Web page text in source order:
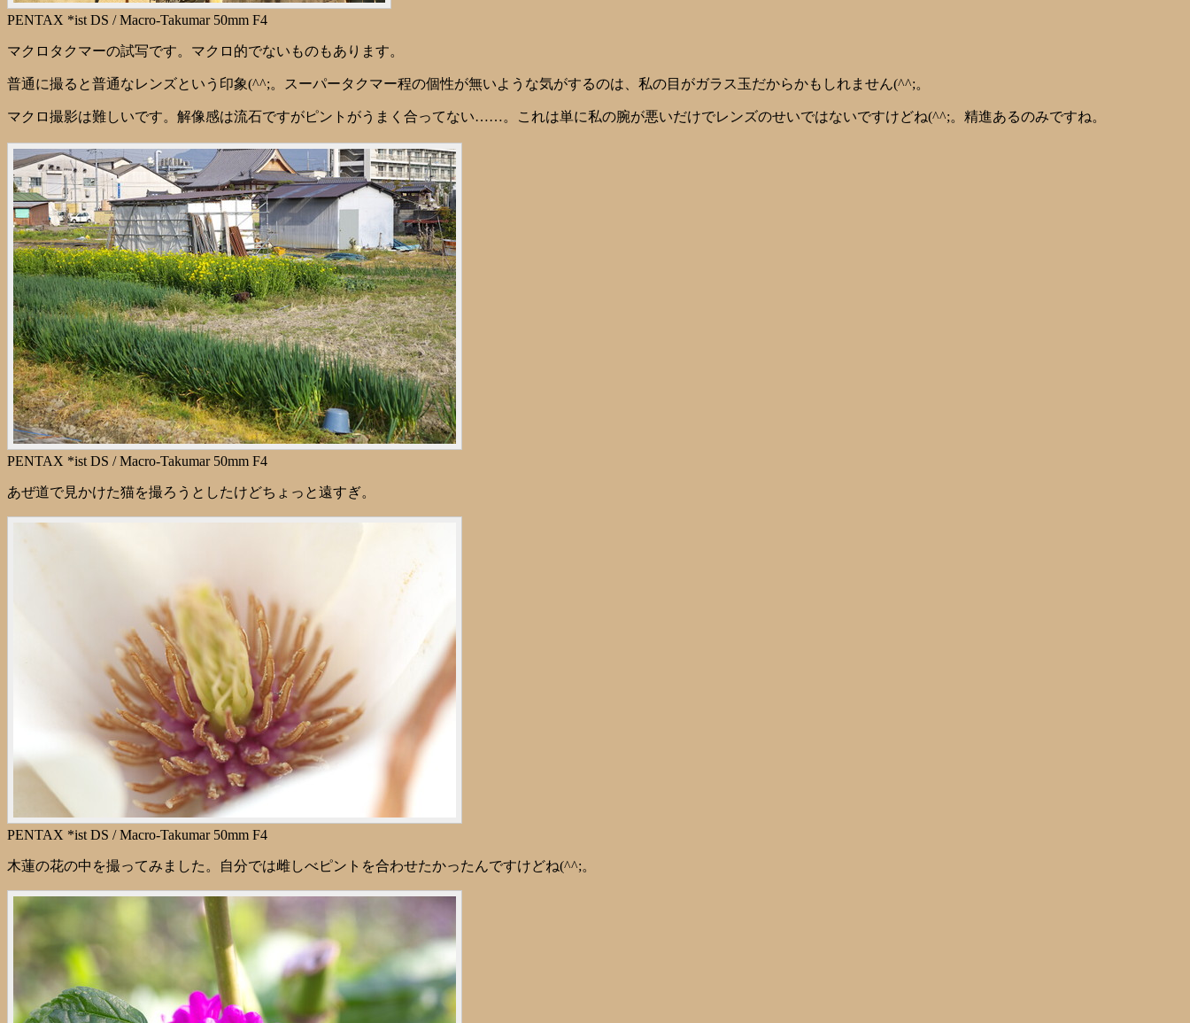
PENTAX *ist DS / Macro-Takumar 50mm F4
マクロタクマーの試写です。マクロ的でないものもあります。
普通に撮ると普通なレンズという印象(^^;。スーパータクマー程の個性が無いような気がするのは、私の目がガラス玉だからかもしれません(^^;。
マクロ撮影は難しいです。解像感は流石ですがピントがうまく合ってない……。これは単に私の腕が悪いだけでレンズのせいではないですけどね(^^;。精進あるのみですね。
PENTAX *ist DS / Macro-Takumar 50mm F4
あぜ道で見かけた猫を撮ろうとしたけどちょっと遠すぎ。
PENTAX *ist DS / Macro-Takumar 50mm F4
木蓮の花の中を撮ってみました。自分では雌しべピントを合わせたかったんですけどね(^^;。